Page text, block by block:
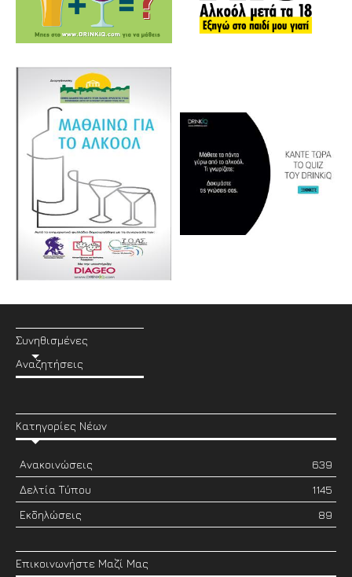
Συνηθισμένες
Αναζητήσεις
Κατηγορίες Νέων
Ανακοινώσεις
639
Δελτία Τύπου
1145
Εκδηλώσεις
89
Επικοινωνήστε Μαζί Μας